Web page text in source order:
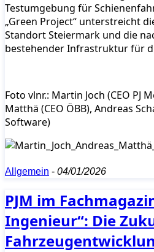
Testumgebung für
„Green Project“ unterstreicht
Standort Steiermark und die
bestehender Infrastruktur für
Foto vlnr.: Martin Joch (CEO PJ
Matthä (CEO ÖBB), Andreas
Software)
Allgemein - 04/01/2026
PJM im
Ingenieur“: Die